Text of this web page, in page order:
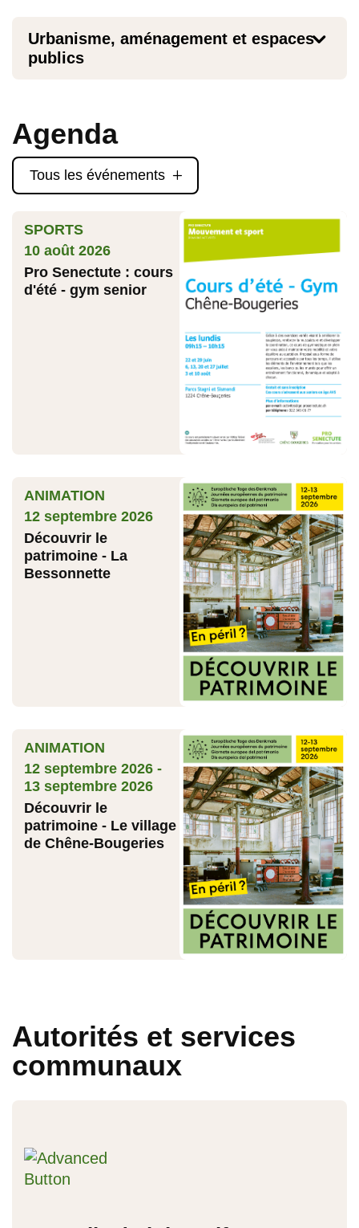
Urbanisme, aménagement et espaces
publics
Agenda
L
Tous les événements
Pro Senectute : cours
d'été - gym senior
10 août 2026
SPORTS
Découvrir le
patrimoine - La
Bessonnette
12 septembre 2026
ANIMATION
Découvrir le
patrimoine - Le village
de Chêne-Bougeries
12 septembre 2026 -
13 septembre 2026
ANIMATION
Autorités et services
communaux